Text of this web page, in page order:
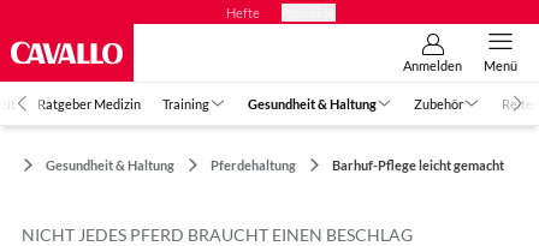
Hefte
Anmelden Menü
Ratgeber Medizin Training Gesundheit & Haltung Zubehör
Gesundheit & Haltung Pferdehaltung Barhuf-Pflege leicht gemacht
NICHT JEDES PFERD BRAUCHT EINEN BESCHLAG